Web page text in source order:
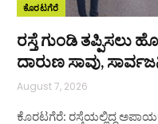
ಕೊರಟಗೆರೆ
ರಸ್ತೆ ಗುಂಡಿ ತಪ್ಪಿಸಲು
ದಾರುಣ ಸಾವು,
August 7, 2026
ಕೊರಟಗೆರೆ: ರಸ್ತೆಯಲ್ಲಿದ್ದ